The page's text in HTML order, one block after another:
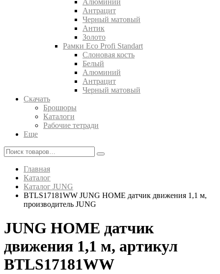
Алюминий
Антрацит
Черный матовый
Антик
Золото
Рамки Eco Profi Standart
Слоновая кость
Белый
Алюминий
Антрацит
Черный матовый
Скачать
Брошюры
Каталоги
Рабочие тетради
Еще
Главная
Каталог
Каталог JUNG
BTLS17181WW JUNG HOME датчик движения 1,1 м,
производитель JUNG
JUNG HOME датчик
движения 1,1 м, артикул
BTLS17181WW